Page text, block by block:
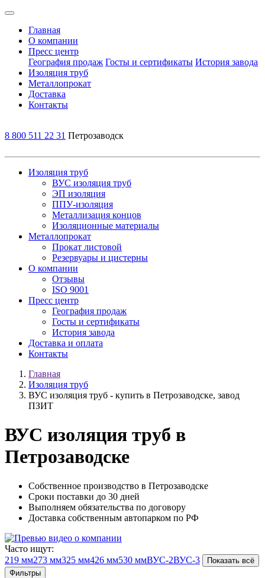
Главная
О компании
Пресс центр
География продаж Госты и сертификаты История завода
Изоляция труб
Металлопрокат
Доставка
Контакты
8 800 511 22 31 Петрозаводск
Изоляция труб
ВУС изоляция труб
ЭП изоляция
ППУ-изоляция
Металлизация концов
Изоляционные материалы
Металлопрокат
Прокат листовой
Резервуары и цистерны
О компании
Отзывы
ISO 9001
Пресс центр
География продаж
Госты и сертификаты
История завода
Доставка и оплата
Контакты
Главная
Изоляция труб
ВУС изоляция труб - купить в Петрозаводске, завод
ПЗИТ
ВУС изоляция труб в
Петрозаводске
Собственное производство в Петрозаводске
Сроки поставки до 30 дней
Выполняем обязательства по договору
Доставка собственным автопарком по РФ
Часто ищут:
219 мм273 мм325 мм426 мм530 ммВУС-2ВУС-3
Показать всё
Фильтры